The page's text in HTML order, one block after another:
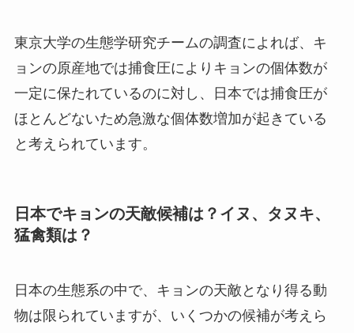
東京大学の生態学研究チームの調査によれば、キ
ョンの原産地では捕食圧によりキョンの個体数が
一定に保たれているのに対し、日本では捕食圧が
ほとんどないため急激な個体数増加が起きている
と考えられています。
日本でキョンの天敵候補は？イヌ、タヌキ、
猛禽類は？
日本の生態系の中で、キョンの天敵となり得る動
物は限られていますが、いくつかの候補が考えら